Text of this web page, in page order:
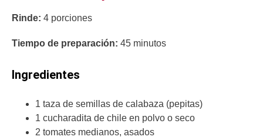
Rinde: 4 porciones
Tiempo de preparación: 45 minutos
Ingredientes
1 taza de semillas de calabaza (pepitas)
1 cucharadita de chile en polvo o seco
2 tomates medianos, asados